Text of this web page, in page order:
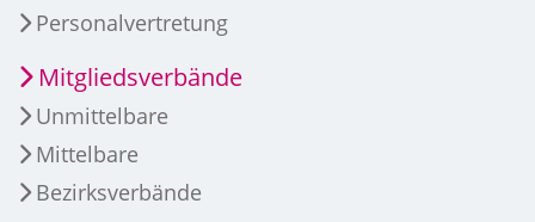
Personalvertretung
Mitgliedsverbände
Unmittelbare
Mittelbare
Bezirksverbände